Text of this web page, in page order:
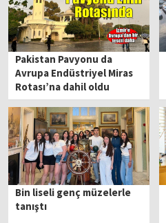
Pakistan Pavyonu da
Avrupa Endüstriyel Miras
Rotası’na dahil oldu
Bin liseli genç müzelerle
tanıştı